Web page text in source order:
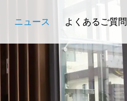
ニュース よくあるご質問